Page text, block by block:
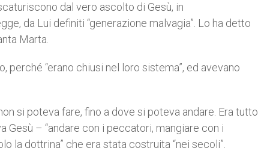
dal vero ascolto di Gesù, in
da Lui definiti “generazione malvagia”. Lo ha detto
Marta.
perché “erano chiusi nel loro sistema”, ed avevano
si poteva fare, fino a dove si poteva andare. Era tutto
Gesù – “andare con i peccatori, mangiare con i
la dottrina” che era stata costruita “nei secoli”.